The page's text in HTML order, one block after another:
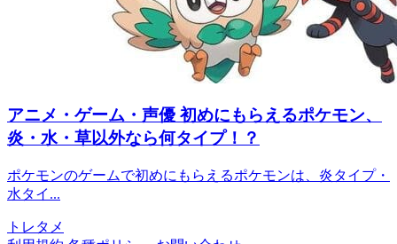
アニメ・ゲーム・声優 初めにもらえるポケモン、
炎・水・草以外なら何タイプ！？
ポケモンのゲームで初めにもらえるポケモンは、炎タイプ・
水タイ...
トレタメ